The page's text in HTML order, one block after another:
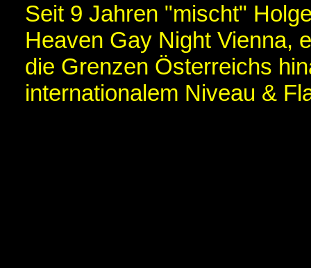
Seit 9 Jahren "mischt"
Heaven Gay Night Vienna,
die Grenzen Österreichs
internationalem Niveau &